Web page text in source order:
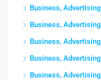
Business, Advertising
Business, Advertising
Business, Advertising
Business, Advertising
Business, Advertising